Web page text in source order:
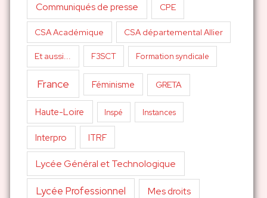
Communiqués de presse CPE
CSA Académique CSA départemental Allier
Et aussi... F3SCT Formation syndicale
France Féminisme GRETA
Haute-Loire Inspé Instances
Interpro ITRF
Lycée Général et Technologique
Lycée Professionnel Mes droits